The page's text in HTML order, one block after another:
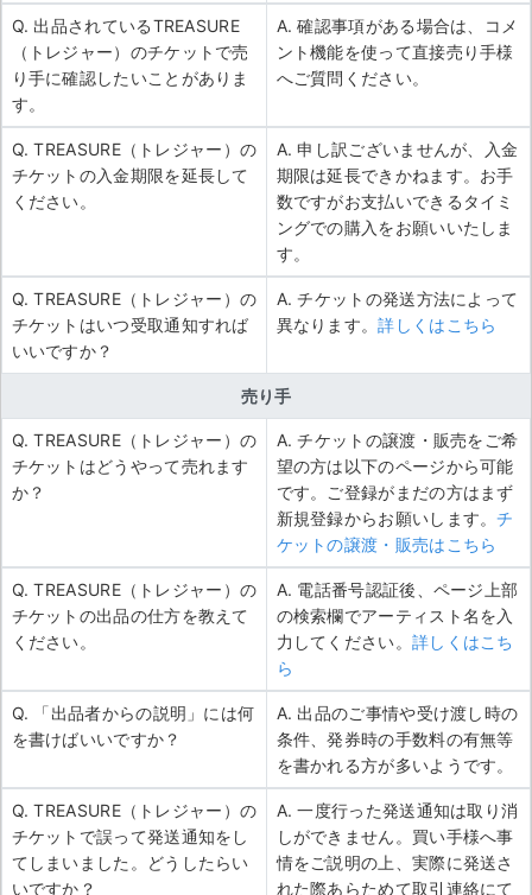
Q. 出品されているTREASURE
（トレジャー）のチケットで売
り手に確認したいことがありま
す。
A. 確認事項がある場合は、コメ
ント機能を使って直接売り手様
へご質問ください。
Q. TREASURE（トレジャー）の
チケットの入金期限を延長して
ください。
A. 申し訳ございませんが、入金
期限は延長できかねます。お手
数ですがお支払いできるタイミ
ングでの購入をお願いいたしま
す。
Q. TREASURE（トレジャー）の
チケットはいつ受取通知すれば
いいですか？
A. チケットの発送方法によって
異なります。詳しくはこちら
売り手
Q. TREASURE（トレジャー）の
チケットはどうやって売れます
か？
A. チケットの譲渡・販売をご希
望の方は以下のページから可能
です。ご登録がまだの方はまず
新規登録からお願いします。チ
ケットの譲渡・販売はこちら
Q. TREASURE（トレジャー）の
チケットの出品の仕方を教えて
ください。
A. 電話番号認証後、ページ上部
の検索欄でアーティスト名を入
力してください。 詳しくはこち
ら
Q. 「出品者からの説明」には何
を書けばいいですか？
A. 出品のご事情や受け渡し時の
条件、発券時の手数料の有無等
を書かれる方が多いようです。
Q. TREASURE（トレジャー）の
チケットで誤って発送通知をし
てしまいました。どうしたらい
いですか？
A. 一度行った発送通知は取り消
しができません。買い手様へ事
情をご説明の上、実際に発送さ
れた際あらためて取引連絡にて